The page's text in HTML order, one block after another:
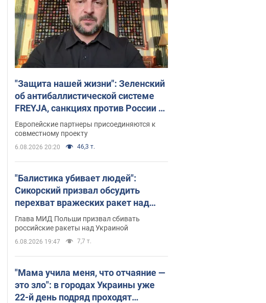
"Защита нашей жизни": Зеленский
об антибаллистической системе
FREYJA, санкциях против России и
поддержке аграриев. Видео
Европейские партнеры присоединяются к
совместному проекту
6.08.2026 20:20 46,3 т.
"Балистика убивает людей":
Сикорский призвал обсудить
перехват вражеских ракет над
Украиной
Глава МИД Польши призвал сбивать
российские ракеты над Украиной
6.08.2026 19:47 7,7 т.
"Мама учила меня, что отчаяние —
это зло": в городах Украины уже
22-й день подряд проходят